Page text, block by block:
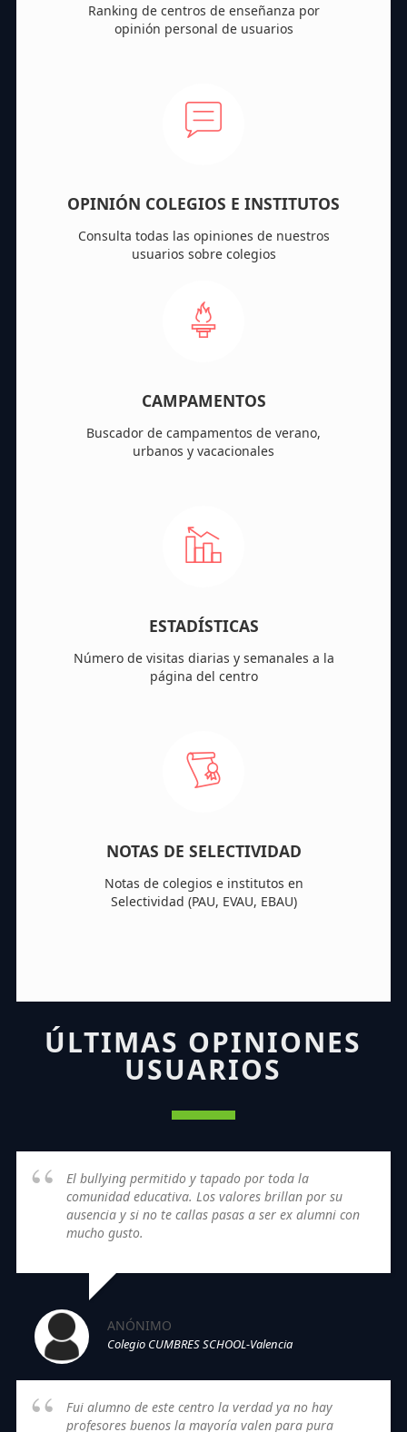
Ranking de centros de enseñanza por
opinión personal de usuarios
OPINIÓN COLEGIOS E INSTITUTOS
Consulta todas las opiniones de nuestros
usuarios sobre colegios
CAMPAMENTOS
Buscador de campamentos de verano,
urbanos y vacacionales
ESTADÍSTICAS
Número de visitas diarias y semanales a la
página del centro
NOTAS DE SELECTIVIDAD
Notas de colegios e institutos en
Selectividad (PAU, EVAU, EBAU)
ÚLTIMAS OPINIONES
USUARIOS
El bullying permitido y tapado por toda la
comunidad educativa. Los valores brillan por su
ausencia y si no te callas pasas a ser ex alumni con
mucho gusto.
ANÓNIMO
Colegio CUMBRES SCHOOL-Valencia
Fui alumno de este centro la verdad ya no hay
profesores buenos la mayoría valen para pura